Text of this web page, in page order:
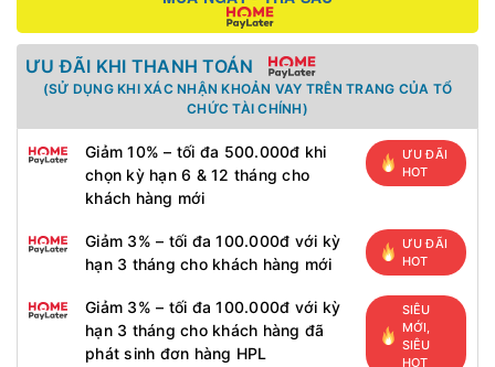
ƯU ĐÃI KHI THANH TOÁN
(SỬ DỤNG KHI XÁC NHẬN KHOẢN VAY TRÊN TRANG CỦA TỔ
CHỨC TÀI CHÍNH)
Giảm 10% – tối đa 500.000đ khi
chọn kỳ hạn 6 & 12 tháng cho
khách hàng mới
ƯU ĐÃI
HOT
Giảm 3% – tối đa 100.000đ với kỳ
hạn 3 tháng cho khách hàng mới
ƯU ĐÃI
HOT
Giảm 3% – tối đa 100.000đ với kỳ
hạn 3 tháng cho khách hàng đã
phát sinh đơn hàng HPL
SIÊU
MỚI,
SIÊU
HOT